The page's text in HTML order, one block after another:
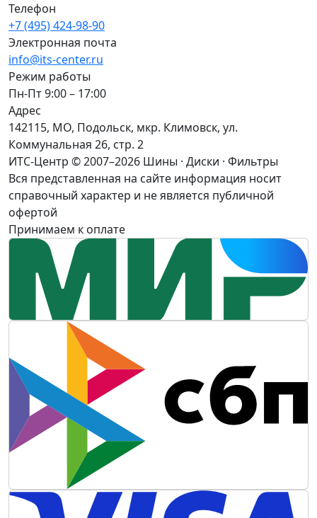
Телефон
+7 (495) 424-98-90
Электронная почта
info@its-center.ru
Режим работы
Пн-Пт 9:00 – 17:00
Адрес
142115, МО, Подольск, мкр. Климовск, ул.
Коммунальная 26, стр. 2
ИТС-Центр © 2007–2026 Шины · Диски · Фильтры
Вся представленная на сайте информация носит
справочный характер и не является публичной
офертой
Принимаем к оплате